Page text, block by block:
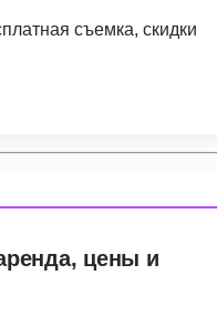
съемка, скидки
цены и